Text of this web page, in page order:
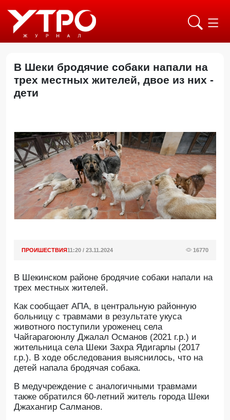
В Шеки бродячие собаки напали на
трех местных жителей, двое из них -
дети
ПРОИШЕСТВИЯ11:20 / 23.11.2024 16770
В Шекинском районе бродячие собаки напали на
трех местных жителей.
Как сообщает АПА, в центральную районную
больницу с травмами в результате укуса
животного поступили уроженец села
Чайгарагоюнлу Джалал Османов (2021 г.р.) и
жительница села Шеки Захра Ядигарлы (2017
г.р.). В ходе обследования выяснилось, что на
детей напала бродячая собака.
В медучреждение с аналогичными травмами
также обратился 60-летний житель города Шеки
Джахангир Салманов.